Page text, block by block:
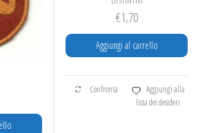
€1,70
Aggiungi al carrello
Confronta
Aggiungi alla
lista dei desideri